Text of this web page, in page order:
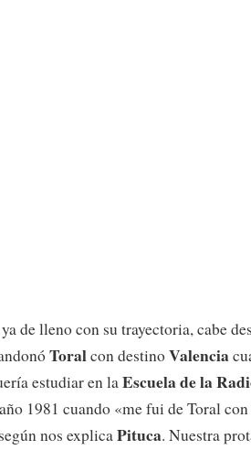
de lleno con su trayectoria, cabe
Toralcon destinoValencia
estudiar en laEscuela de la
1981 cuando «me fui de Toral
nos explicaPituca. Nuestra